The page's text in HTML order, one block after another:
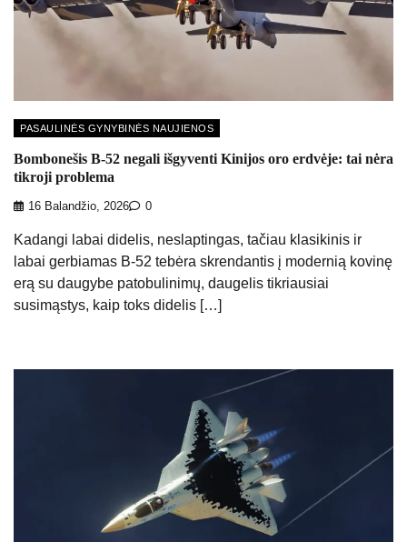
PASAULINĖS GYNYBINĖS NAUJIENOS
Bombonešis B-52 negali išgyventi Kinijos oro erdvėje: tai nėra
tikroji problema
16 Balandžio, 2026 0
Kadangi labai didelis, neslaptingas, tačiau klasikinis ir
labai gerbiamas B-52 tebėra skrendantis į modernią kovinę
erą su daugybe patobulinimų, daugelis tikriausiai
susimąstys, kaip toks didelis […]